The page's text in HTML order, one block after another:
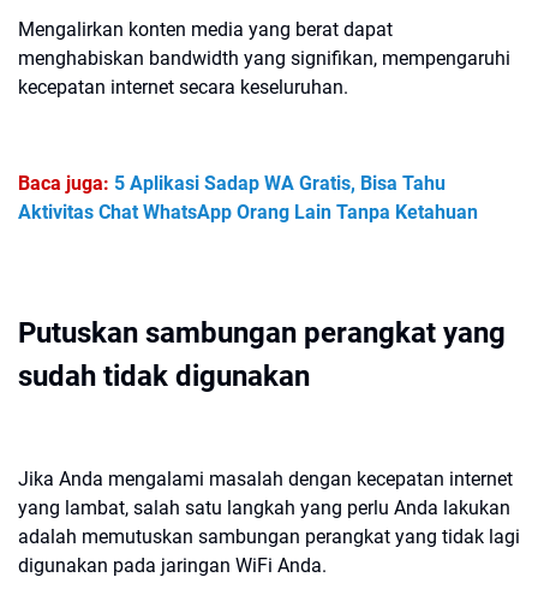
Mengalirkan konten media yang berat dapat
menghabiskan bandwidth yang signifikan, mempengaruhi
kecepatan internet secara keseluruhan.
Baca juga: 5 Aplikasi Sadap WA Gratis, Bisa Tahu
Aktivitas Chat WhatsApp Orang Lain Tanpa Ketahuan
Putuskan sambungan perangkat yang
sudah tidak digunakan
Jika Anda mengalami masalah dengan kecepatan internet
yang lambat, salah satu langkah yang perlu Anda lakukan
adalah memutuskan sambungan perangkat yang tidak lagi
digunakan pada jaringan WiFi Anda.